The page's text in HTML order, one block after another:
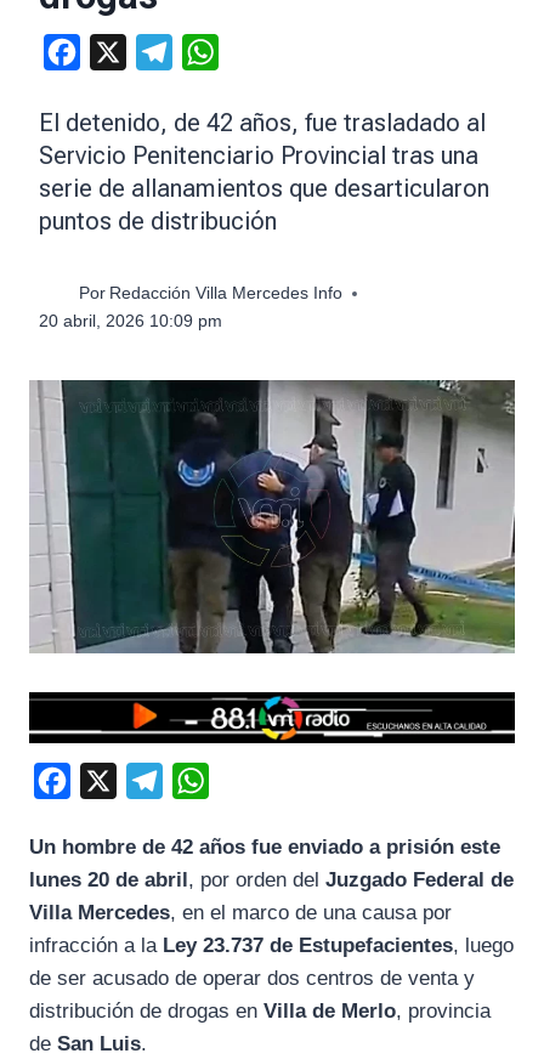
Facebook Telegram
El detenido, de 42 años, fue trasladado al
Servicio Penitenciario Provincial tras una
serie de allanamientos que desarticularon
puntos de distribución
Por Redacción Villa Mercedes Info
20 abril, 2026 10:09 pm
c
e
b
o
k
l
e
g
a
t
s
Un hombre de 42 años fue enviado a prisión este
lunes 20 de abril, por orden del Juzgado Federal de
Villa Mercedes, en el marco de una causa por
infracción a la Ley 23.737 de Estupefacientes, luego
de ser acusado de operar dos centros de venta y
distribución de drogas en Villa de Merlo, provincia
de San Luis.